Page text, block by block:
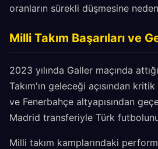
oranların sürekli düşmesine
Milli Takım Başarıları ve
2023 yılında Galler maçında
Takım'ın geleceği açısından
ve Fenerbahçe altyapısından
Madrid transferiyle Türk
Milli takım kamplarındaki